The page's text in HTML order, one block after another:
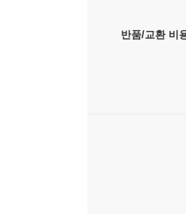
반품/교환 비